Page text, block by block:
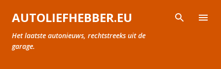
Doorgaan naar hoofdcontent
AUTOLIEFHEBBER.EU
Het laatste autonieuws, rechtstreeks uit de
garage.